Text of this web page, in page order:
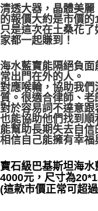
清透大器，晶體美
的報價大約是市價的
只是這次在土桑花
家都一起賺到！
海水藍寶能隔絕負
常出門在外的人。
對應喉輪，協助我
質。很適合律師、老
對於容易詞不達意
也能協助他們找到順
能幫助長期失去自信
相信自己能擁有幸福
寶石級巴基斯坦海
4000元，尺寸為
(這款市價正常可超